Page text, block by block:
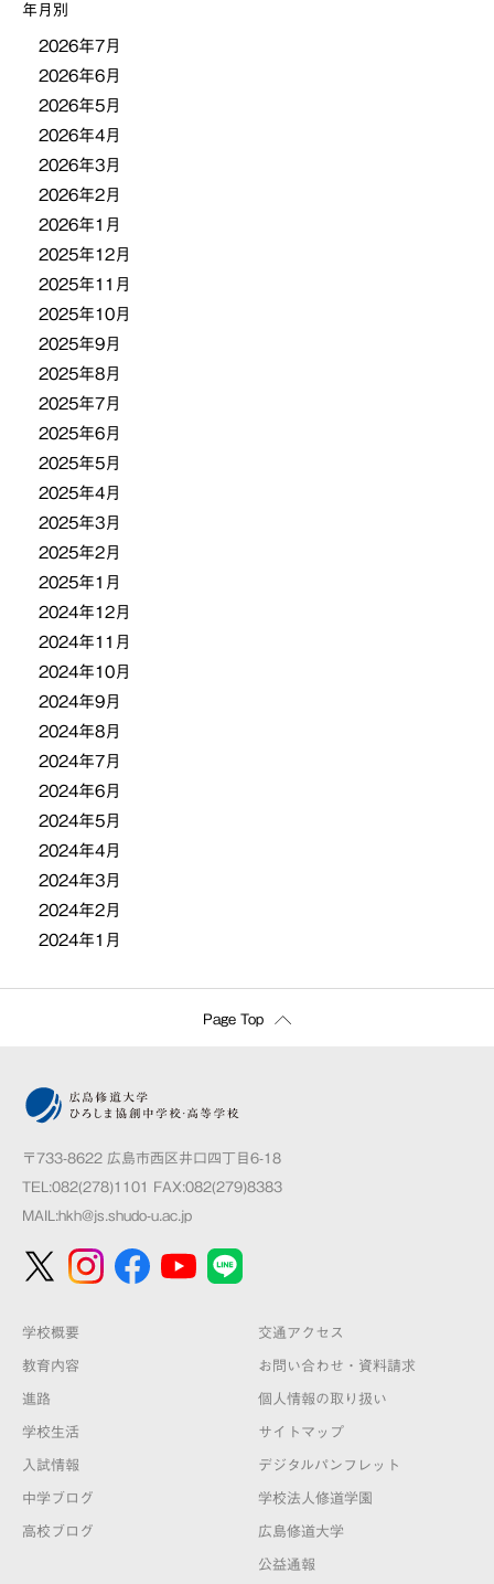
ョ
ン
年月別
2026年7月
2026年6月
2026年5月
2026年4月
2026年3月
2026年2月
2026年1月
2025年12月
2025年11月
2025年10月
2025年9月
2025年8月
2025年7月
2025年6月
2025年5月
2025年4月
2025年3月
2025年2月
2025年1月
2024年12月
2024年11月
2024年10月
2024年9月
2024年8月
2024年7月
2024年6月
2024年5月
2024年4月
2024年3月
2024年2月
2024年1月
Page Top
〒733-8622 広島市西区井口四丁目6-18
TEL:082(278)1101 FAX:082(279)8383
MAIL:hkh@js.shudo-u.ac.jp
学校概要
教育内容
進路
学校生活
入試情報
中学ブログ
高校ブログ
交通アクセス
お問い合わせ・資料請求
個人情報の取り扱い
サイトマップ
デジタルパンフレット
学校法人修道学園
広島修道大学
公益通報